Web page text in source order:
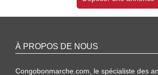
À PROPOS DE NOUS
Congobonmarche.com, le spécialiste des